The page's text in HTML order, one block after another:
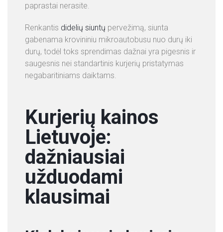
paprastai nerasite.
Renkantis didelių siuntų pervežimą, siunta
gabenama krovininiu mikroautobusu nuo durų iki
durų, todėl toks sprendimas dažnai yra pigesnis ir
saugesnis nei standartinis kurjerių pristatymas
negabaritiniams daiktams.
Kurjerių kainos
Lietuvoje:
dažniausiai
užduodami
klausimai